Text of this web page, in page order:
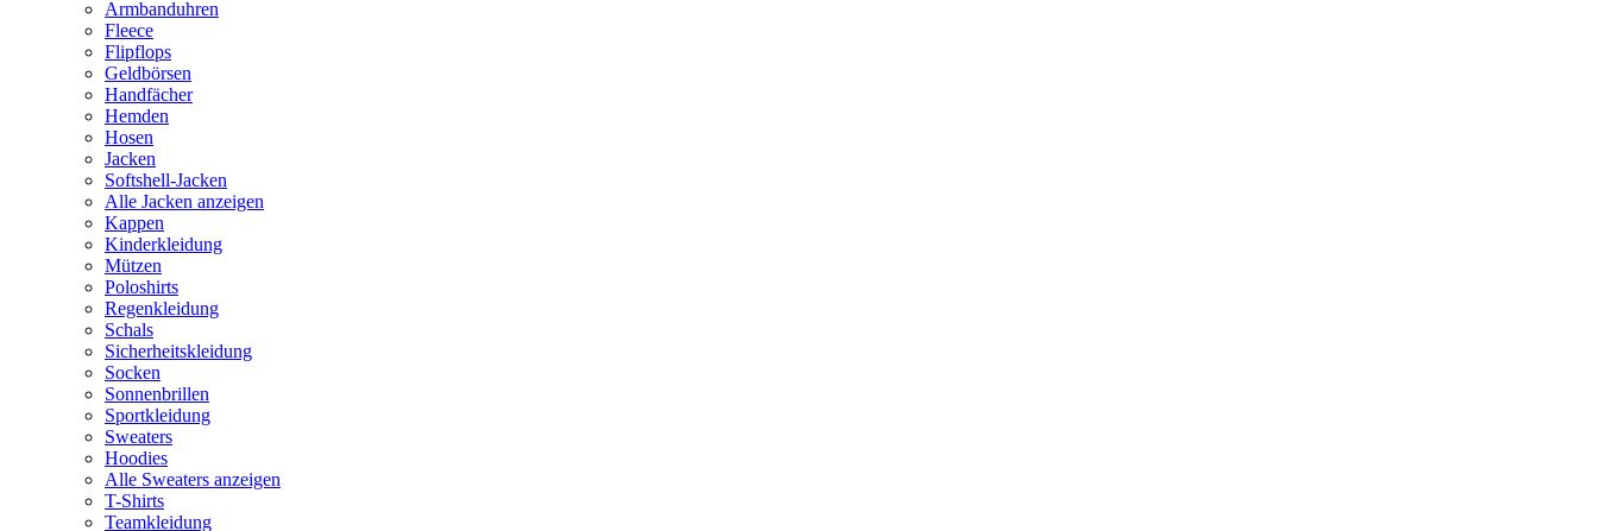
Armbanduhren
Fleece
Flipflops
Geldbörsen
Handfächer
Hemden
Hosen
Jacken
Softshell-Jacken
Alle Jacken anzeigen
Kappen
Kinderkleidung
Mützen
Poloshirts
Regenkleidung
Schals
Sicherheitskleidung
Socken
Sonnenbrillen
Sportkleidung
Sweaters
Hoodies
Alle Sweaters anzeigen
T-Shirts
Teamkleidung